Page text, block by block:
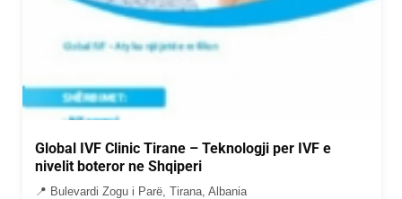
Global IVF Clinic Tirane – Teknologji per IVF e
nivelit boteror ne Shqiperi
📍 Bulevardi Zogu i Parë, Tirana, Albania